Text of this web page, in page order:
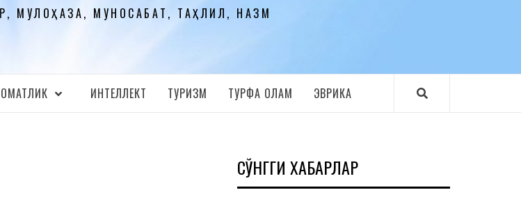
МУЛОҲАЗА, МУНОСАБАТ, ТАҲЛИЛ, НАЗМ
ИНТЕЛЛЕКТ ТУРИЗМ ТУРФА ОЛАМ ЭВРИКА
СЎНГГИ ХАБАРЛАР